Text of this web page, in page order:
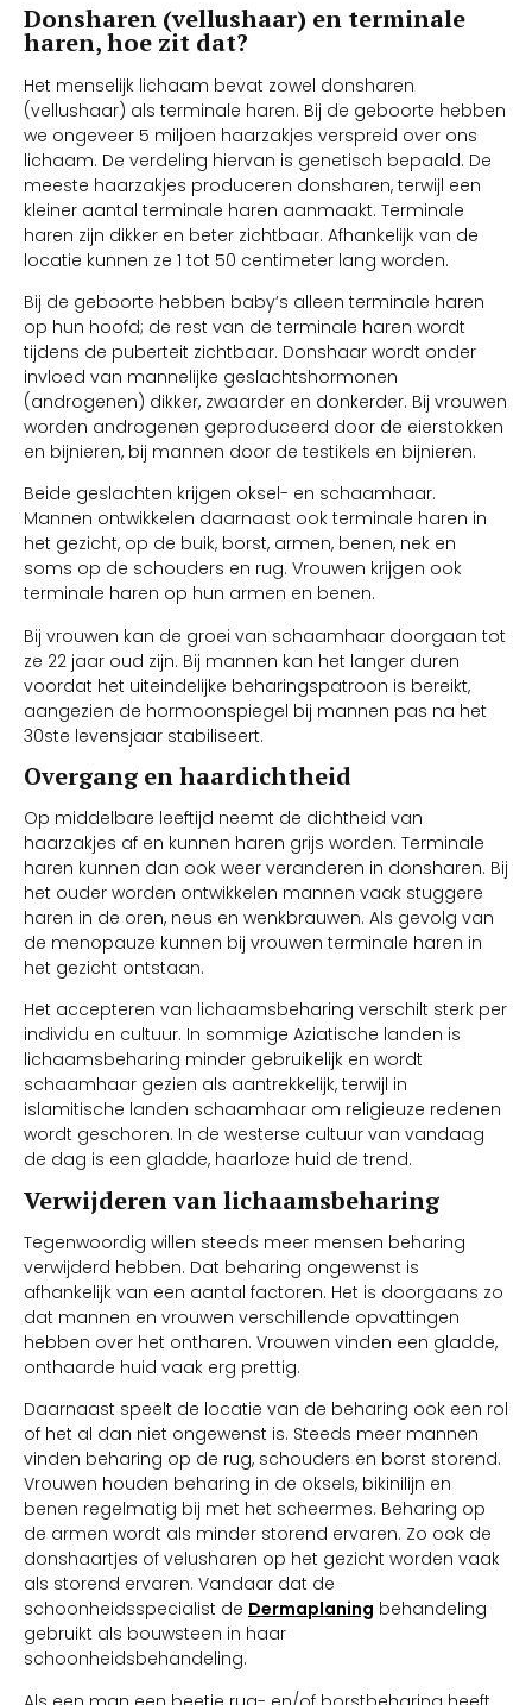
Donsharen (vellushaar) en terminale
haren, hoe zit dat?
Het menselijk lichaam bevat zowel donsharen
(vellushaar) als terminale haren. Bij de geboorte hebben
we ongeveer 5 miljoen haarzakjes verspreid over ons
lichaam. De verdeling hiervan is genetisch bepaald. De
meeste haarzakjes produceren donsharen, terwijl een
kleiner aantal terminale haren aanmaakt. Terminale
haren zijn dikker en beter zichtbaar. Afhankelijk van de
locatie kunnen ze 1 tot 50 centimeter lang worden.
Bij de geboorte hebben baby’s alleen terminale haren
op hun hoofd; de rest van de terminale haren wordt
tijdens de puberteit zichtbaar. Donshaar wordt onder
invloed van mannelijke geslachtshormonen
(androgenen) dikker, zwaarder en donkerder. Bij vrouwen
worden androgenen geproduceerd door de eierstokken
en bijnieren, bij mannen door de testikels en bijnieren.
Beide geslachten krijgen oksel- en schaamhaar.
Mannen ontwikkelen daarnaast ook terminale haren in
het gezicht, op de buik, borst, armen, benen, nek en
soms op de schouders en rug. Vrouwen krijgen ook
terminale haren op hun armen en benen.
Bij vrouwen kan de groei van schaamhaar doorgaan tot
ze 22 jaar oud zijn. Bij mannen kan het langer duren
voordat het uiteindelijke beharingspatroon is bereikt,
aangezien de hormoonspiegel bij mannen pas na het
30ste levensjaar stabiliseert.
Overgang en haardichtheid
Op middelbare leeftijd neemt de dichtheid van
haarzakjes af en kunnen haren grijs worden. Terminale
haren kunnen dan ook weer veranderen in donsharen. Bij
het ouder worden ontwikkelen mannen vaak stuggere
haren in de oren, neus en wenkbrauwen. Als gevolg van
de menopauze kunnen bij vrouwen terminale haren in
het gezicht ontstaan.
Het accepteren van lichaamsbeharing verschilt sterk per
individu en cultuur. In sommige Aziatische landen is
lichaamsbeharing minder gebruikelijk en wordt
schaamhaar gezien als aantrekkelijk, terwijl in
islamitische landen schaamhaar om religieuze redenen
wordt geschoren. In de westerse cultuur van vandaag
de dag is een gladde, haarloze huid de trend.
Verwijderen van lichaamsbeharing
Tegenwoordig willen steeds meer mensen beharing
verwijderd hebben. Dat beharing ongewenst is
afhankelijk van een aantal factoren. Het is doorgaans zo
dat mannen en vrouwen verschillende opvattingen
hebben over het ontharen. Vrouwen vinden een gladde,
onthaarde huid vaak erg prettig.
Daarnaast speelt de locatie van de beharing ook een rol
of het al dan niet ongewenst is. Steeds meer mannen
vinden beharing op de rug, schouders en borst storend.
Vrouwen houden beharing in de oksels, bikinilijn en
benen regelmatig bij met het scheermes. Beharing op
de armen wordt als minder storend ervaren. Zo ook de
donshaartjes of velusharen op het gezicht worden vaak
als storend ervaren. Vandaar dat de
schoonheidsspecialist de Dermaplaning behandeling
gebruikt als bouwsteen in haar
schoonheidsbehandeling.